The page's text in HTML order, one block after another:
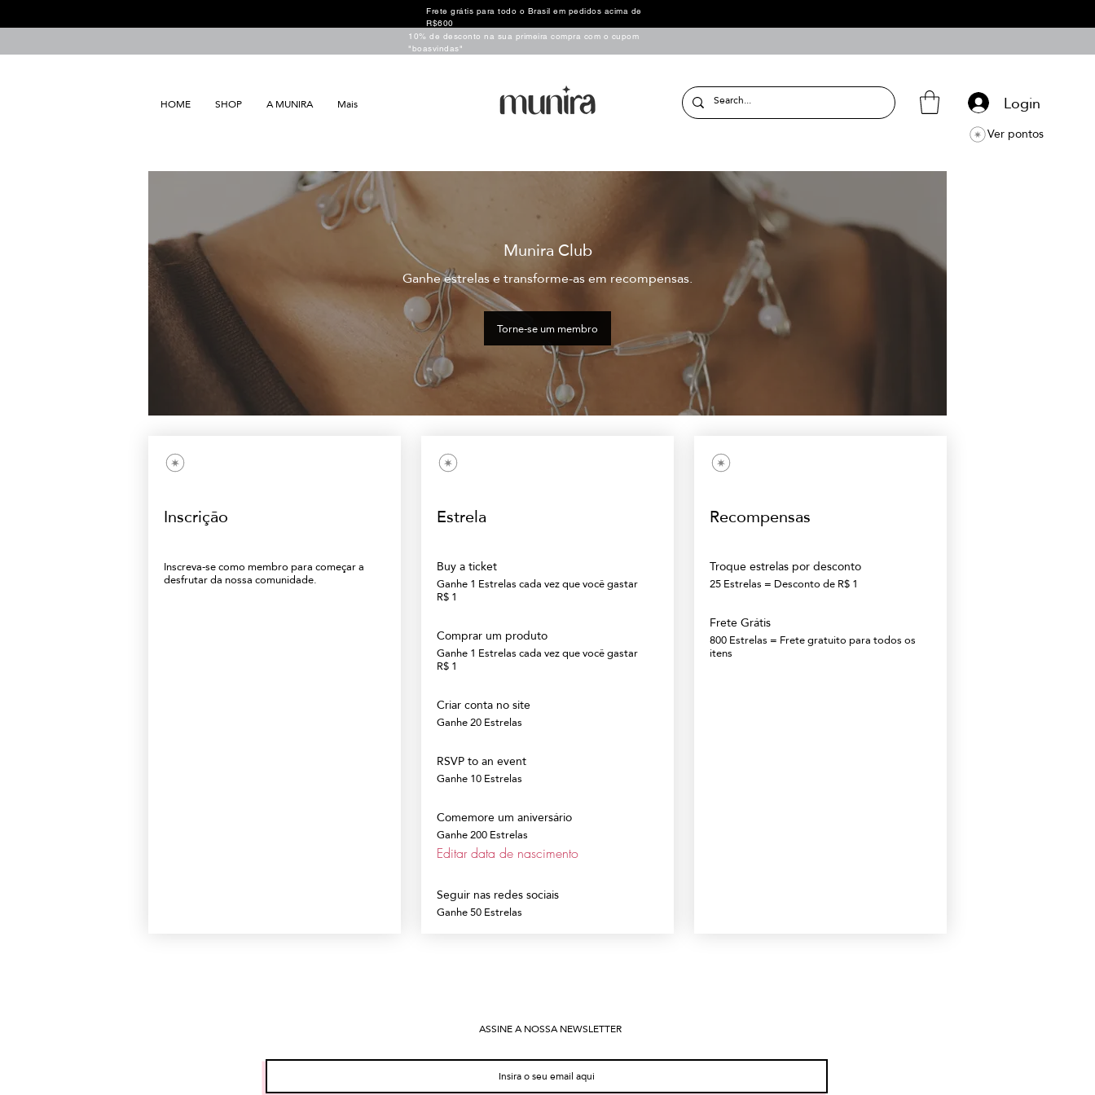
Frete grátis para todo o Brasil em pedidos acima de
R$600
10% de desconto na sua primeira compra com o cupom
"boasvindas"
HOME SHOP A MUNIRA Mais Login
Ver pontos
Munira Club
Ganhe estrelas e transforme-as em recompensas.
Torne-se um membro
Inscrição
Inscreva-se como membro para começar a
desfrutar da nossa comunidade.
Estrela
Buy a ticket
Ganhe 1 Estrelas cada vez que você gastar
R$ 1
Comprar um produto
Ganhe 1 Estrelas cada vez que você gastar
R$ 1
Criar conta no site
Ganhe 20 Estrelas
RSVP to an event
Ganhe 10 Estrelas
Comemore um aniversário
Ganhe 200 Estrelas
Editar data de nascimento
Seguir nas redes sociais
Ganhe 50 Estrelas
Recompensas
Troque estrelas por desconto
25 Estrelas = Desconto de R$ 1
Frete Grátis
800 Estrelas = Frete gratuito para todos os
itens
ASSINE A NOSSA NEWSLETTER